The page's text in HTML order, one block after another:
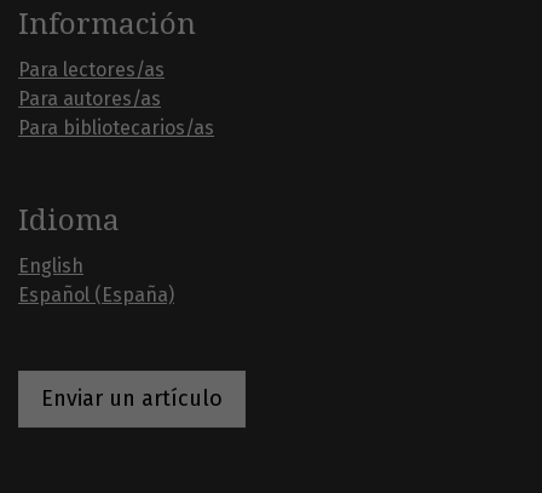
Información
Para lectores/as
Para autores/as
Para bibliotecarios/as
Idioma
English
Español (España)
Enviar un artículo